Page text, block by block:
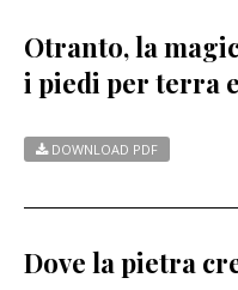
Otranto, la
i piedi per terra
DOWNLOAD PDF
Dove la pietra